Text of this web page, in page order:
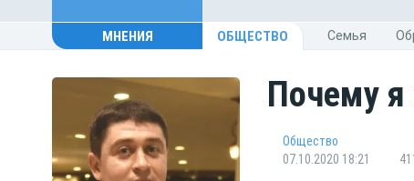
МНЕНИЯ ОБЩЕСТВО Cемья
Почему
Общество
07.10.2020 18:21